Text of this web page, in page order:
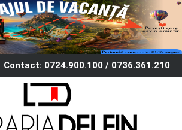
Contact: 0724.900.100 / 0736.361.210